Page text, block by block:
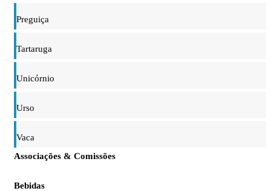
Preguiça
Tartaruga
Unicórnio
Urso
Vaca
Associações & Comissões
Bebidas